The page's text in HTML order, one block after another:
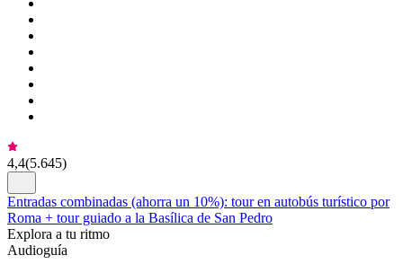
4,4(5.645)
Entradas combinadas (ahorra un 10%): tour en autobús turístico por
Roma + tour guiado a la Basílica de San Pedro
Explora a tu ritmo
Audioguía